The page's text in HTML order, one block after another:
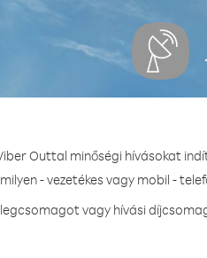
Outtal minőségi hívásokat
- vezetékes vagy mobil -
vagy hívási